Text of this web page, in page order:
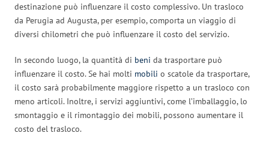
destinazione può influenzare il costo complessivo. Un trasloco
da Perugia ad Augusta, per esempio, comporta un viaggio di
diversi chilometri che può influenzare il costo del servizio.
In secondo luogo, la quantità di beni da trasportare può
influenzare il costo. Se hai molti mobili o scatole da trasportare,
il costo sarà probabilmente maggiore rispetto a un trasloco con
meno articoli. Inoltre, i servizi aggiuntivi, come l’imballaggio, lo
smontaggio e il rimontaggio dei mobili, possono aumentare il
costo del trasloco.